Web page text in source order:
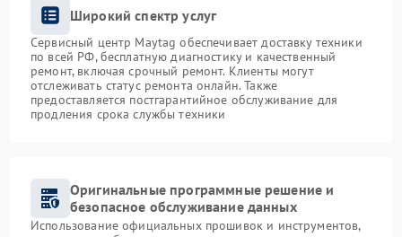
Широкий спектр услуг
Сервисный центр Maytag обеспечивает доставку техники
по всей РФ, бесплатную диагностику и качественный
ремонт, включая срочный ремонт. Клиенты могут
отслеживать статус ремонта онлайн. Также
предоставляется постгарантийное обслуживание для
продления срока службы техники
Оригинальные программные решение и
безопасное обслуживание данных
Использование официальных прошивок и инструментов,